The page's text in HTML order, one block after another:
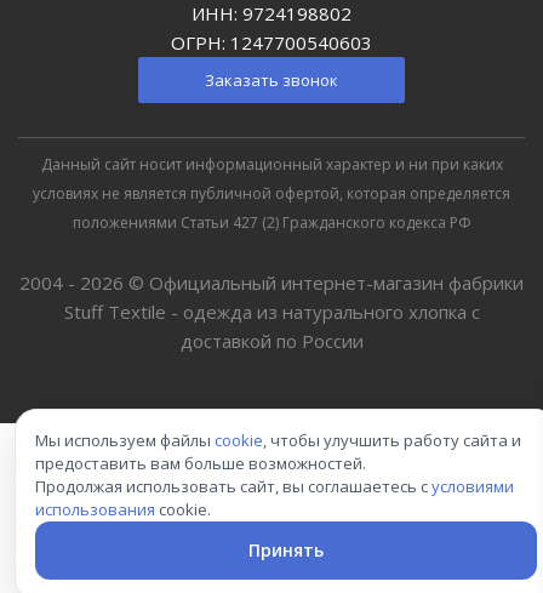
ИНН: 9724198802
ОГРН: 1247700540603
Заказать звонок
Данный сайт носит информационный характер и ни при каких
условиях не является публичной офертой, которая определяется
положениями Статьи 427 (2) Гражданского кодекса РФ
2004 - 2026 © Официальный интернет-магазин фабрики
Stuff Textile - одежда из натурального хлопка с
доставкой по России
Мы используем файлы cookie, чтобы улучшить работу сайта и
предоставить вам больше возможностей.
Продолжая использовать сайт, вы соглашаетесь сусловиями
использования cookie.
Принять